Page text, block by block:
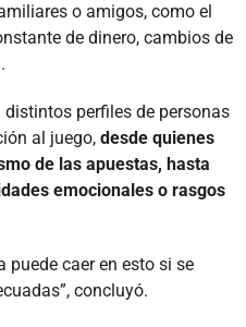
o amigos, como el
de dinero, cambios de
perfiles de personas
al juego, desde quienes
de las apuestas, hasta
emocionales o rasgos
puede caer en esto si se
concluyó.